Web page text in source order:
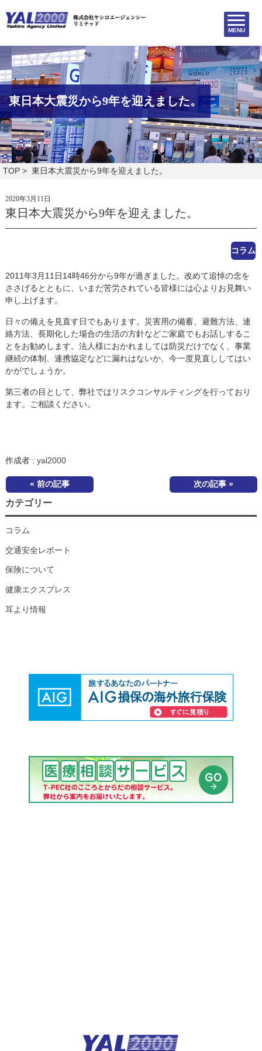
MENU
東日本大震災から9年を迎えました。
TOP > 東日本大震災から9年を迎えました。
2020年3月11日
東日本大震災から9年を迎えました。
コラム
2011年3月11日14時46分から9年が過ぎました。改めて追悼の念を
ささげるとともに、いまだ苦労されている皆様には心よりお見舞い
申し上げます。
日々の備えを見直す日でもあります。災害用の備蓄、避難方法、連
絡方法、長期化した場合の生活の方針などご家庭でもお話しするこ
とをお勧めします。法人様におかれましては防災だけでなく、事業
継続の体制、連携協定などに漏れはないか、今一度見直ししてはい
かがでしょうか。
第三者の目として、弊社ではリスクコンサルティングを行っており
ます。ご相談ください。
作成者 : yal2000
« 前の記事 次の記事 »
カテゴリー
コラム
交通安全レポート
保険について
健康エクスプレス
耳より情報